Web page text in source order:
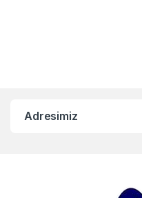
Adresimiz